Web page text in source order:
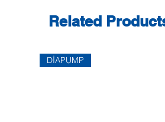
Related
DİAPUMP